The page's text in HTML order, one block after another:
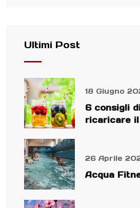
Ultimi Post
18 Giugno
6 consigli
ricaricare
26 Aprile
Acqua